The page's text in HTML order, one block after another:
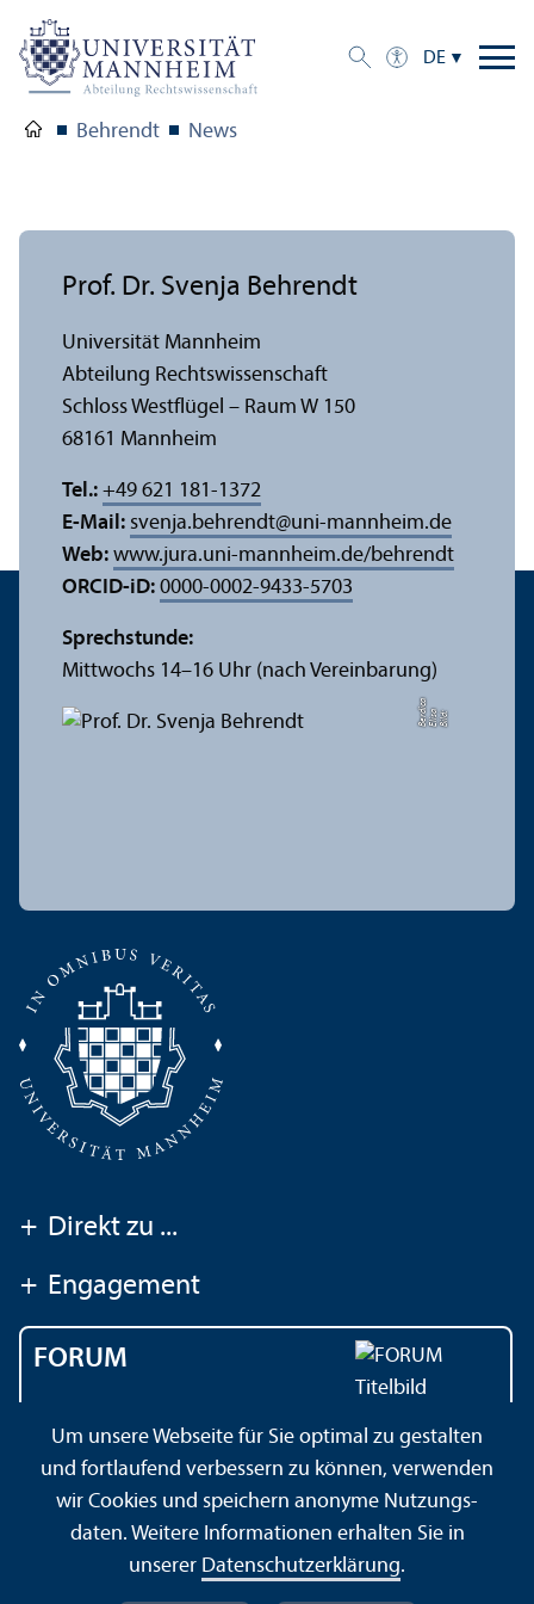
DE
Behrendt News
Bil
d:
Eli
s
a
B
e
r
dic
a
Prof. Dr. Svenja Behrendt
Universität Mannheim
Abteilung Rechts­wissenschaft
Schloss Westflügel – Raum W 150
68161 Mannheim
Tel.: +49 621 181-1372
E-Mail: svenja.behrendt@uni-mannheim.de
Web: www.jura.uni-mannheim.de/behrendt
ORCID-iD: 0000-0002-9433-5703
Sprechstunde:
Mittwochs 14–16 Uhr (nach Vereinbarung)
+ Direkt zu ...
+ Engagement
FORUM
Universität Mannheim
Impressum Datenschutz­erklärung Sitemap
Um unsere Webseite für Sie optimal zu gestalten
und fortlaufend verbessern zu können, verwenden
wir Cookies und speichern anonyme Nutzungs­
daten. Weitere Informationen erhalten Sie in
unserer Datenschutz­erklärung.